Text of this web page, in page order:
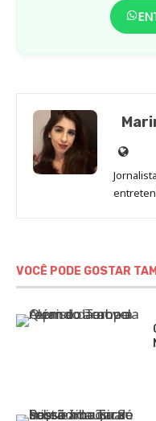
Site
de
VOCÊ PODE GOSTAR